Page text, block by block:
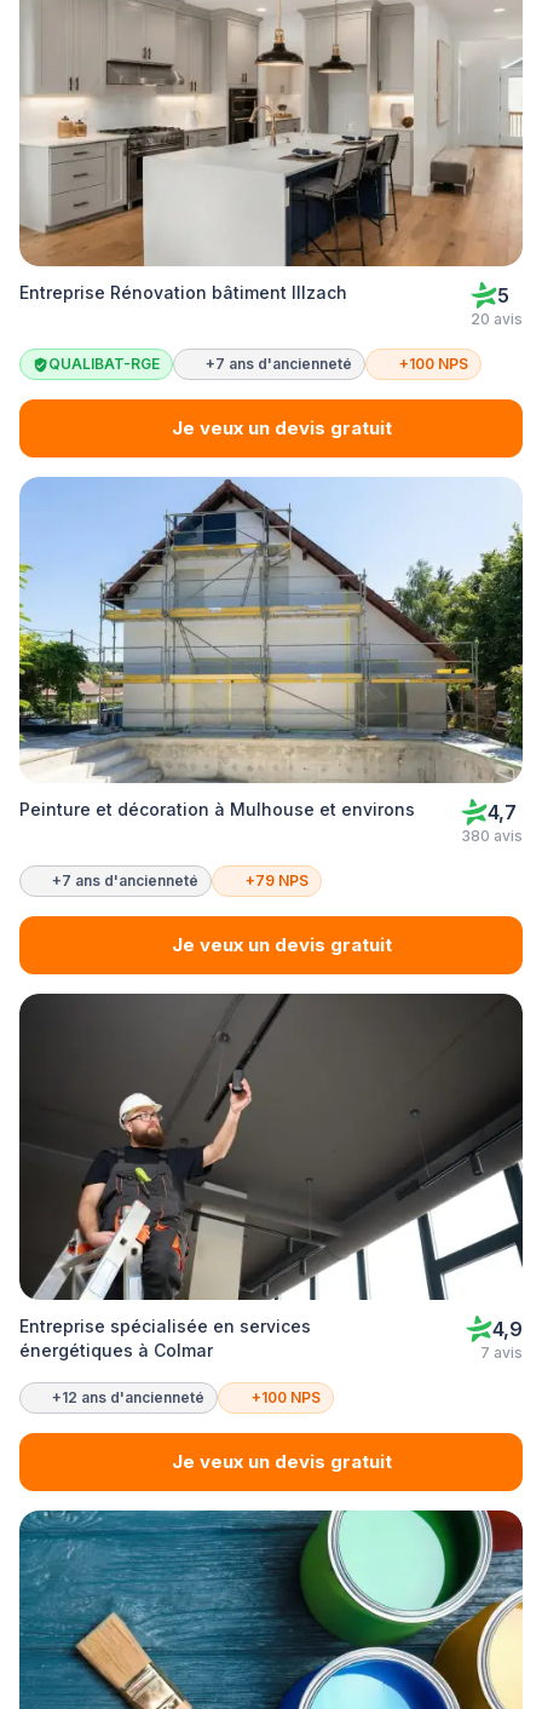
Entreprise Rénovation bâtiment Illzach 5
20 avis
QUALIBAT-RGE +7 ans d'ancienneté +100 NPS
Je veux un devis gratuit
Peinture et décoration à Mulhouse et environs 4,7
380 avis
+7 ans d'ancienneté +79 NPS
Je veux un devis gratuit
Entreprise spécialisée en services
énergétiques à Colmar
4,9
7 avis
+12 ans d'ancienneté +100 NPS
Je veux un devis gratuit